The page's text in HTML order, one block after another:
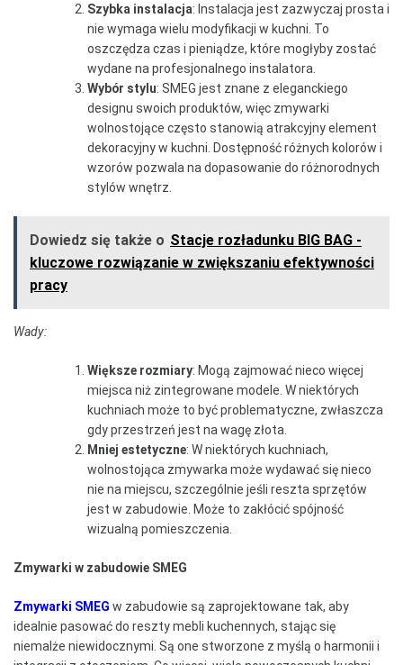
Szybka instalacja: Instalacja jest zazwyczaj prosta i
nie wymaga wielu modyfikacji w kuchni. To
oszczędza czas i pieniądze, które mogłyby zostać
wydane na profesjonalnego instalatora.
Wybór stylu: SMEG jest znane z eleganckiego
designu swoich produktów, więc zmywarki
wolnostojące często stanowią atrakcyjny element
dekoracyjny w kuchni. Dostępność różnych kolorów i
wzorów pozwala na dopasowanie do różnorodnych
stylów wnętrz.
Dowiedz się także o Stacje rozładunku BIG BAG -
kluczowe rozwiązanie w zwiększaniu efektywności
pracy
Wady:
Większe rozmiary: Mogą zajmować nieco więcej
miejsca niż zintegrowane modele. W niektórych
kuchniach może to być problematyczne, zwłaszcza
gdy przestrzeń jest na wagę złota.
Mniej estetyczne: W niektórych kuchniach,
wolnostojąca zmywarka może wydawać się nieco
nie na miejscu, szczególnie jeśli reszta sprzętów
jest w zabudowie. Może to zakłócić spójność
wizualną pomieszczenia.
Zmywarki w zabudowie SMEG
Zmywarki SMEG w zabudowie są zaprojektowane tak, aby
idealnie pasować do reszty mebli kuchennych, stając się
niemalże niewidocznymi. Są one stworzone z myślą o harmonii i